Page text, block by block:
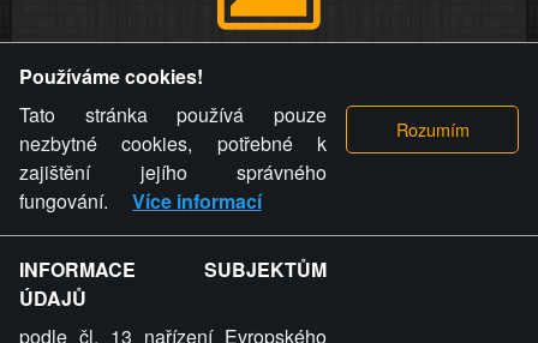
videa a komentáře. Osoba, které se toto opatření provozovatele
stránky týče, ani osoba, která umístila fotografii nebo video na
stránku, nemůže z důvodu odstranění fotografie, videa nebo
komentáře pro výše uvedenou okolnost uplatnit vůči
provozovateli stránky žádný nárok na náhradu škody nebo
nemajetkové újmy.
ZVRÁCENÝ.CZ - Svět není zvrácenej. To jen
ty lidi...
Používáme cookies!
Tato stránka používá pouze
nezbytné cookies, potřebné k
zajištění jejího správného
fungování.
Více informací
INFORMACE SUBJEKTŮM
ÚDAJŮ
podle čl. 13 nařízení Evropského